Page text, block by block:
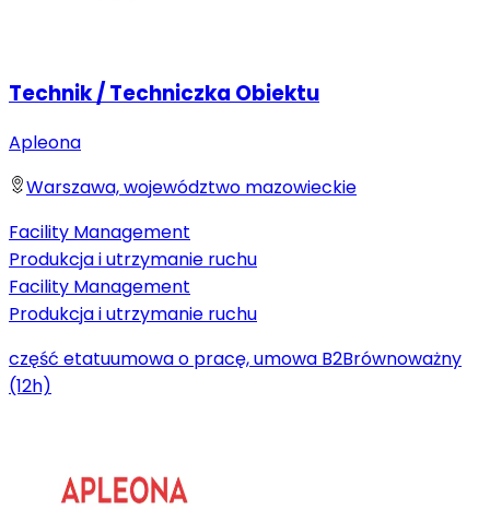
Technik / Techniczka Obiektu
Apleona
Warszawa, województwo mazowieckie
Facility Management
Produkcja i utrzymanie ruchu
Facility Management
Produkcja i utrzymanie ruchu
część etatuumowa o pracę, umowa B2Brównoważny
(12h)